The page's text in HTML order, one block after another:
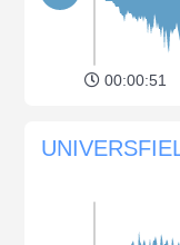
00:00:51